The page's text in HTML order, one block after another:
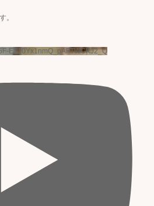
。
ET10Yx1nmQ_pAFTWCKJ2_Q